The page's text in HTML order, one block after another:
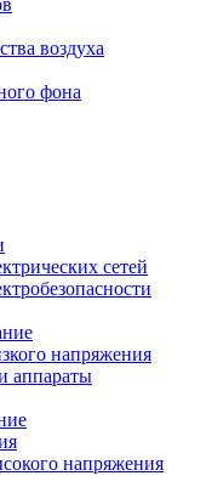
воздуха
фона
сетей
напряжения
аппараты
напряжения